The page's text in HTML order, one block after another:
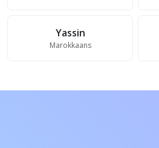
Yassin
Marokkaans